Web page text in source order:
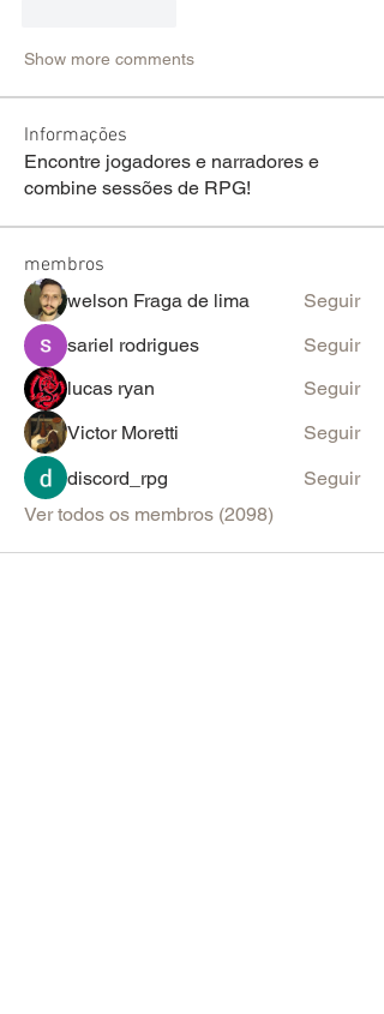
Show more comments
Informações
Encontre jogadores e narradores e
combine sessões de RPG!
membros
welson Fraga de lima
Seguir
sariel rodrigues
Seguir
lucas ryan
Seguir
Victor Moretti
Seguir
discord_rpg
Seguir
Ver todos os membros (2098)